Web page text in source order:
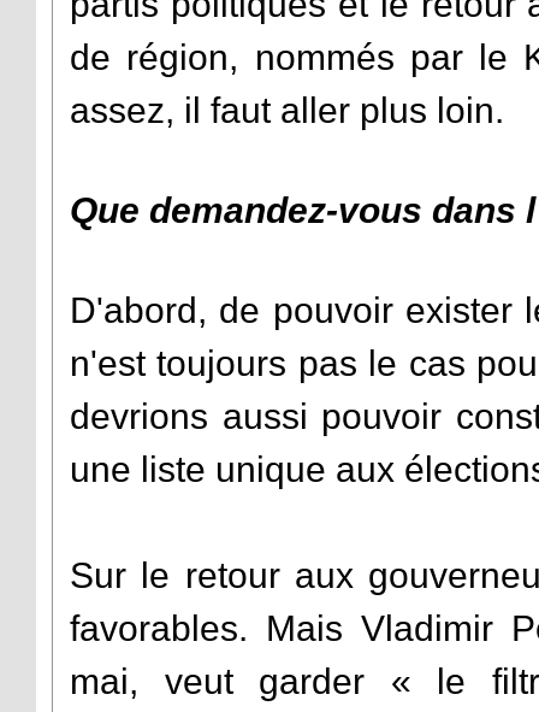
de région, nommés par le
assez, il faut aller plus loin.
Que demandez-vous dans
D'abord, de pouvoir exister
n'est toujours pas le cas
devrions aussi pouvoir
une liste unique aux
Sur le retour aux
favorables. Mais Vladimir
mai, veut garder « le